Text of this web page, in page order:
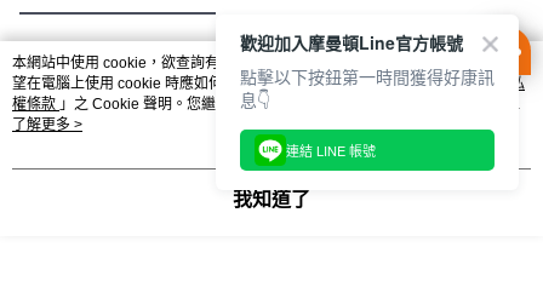
熱門標籤
本網站中使用 cookie，欲查詢有關本網站使用 cookie 方式之詳情，及若您不希
望在電腦上使用 cookie 時應如何變更電腦的 cookie 設定，請參閱本網站「
隱私
權條款 」之 Cookie 聲明。您繼續使用本網站即表示您同意本公司得按本網站使
用條款之 Cookie 聲明使用 cookie。
了解更多 >
我知道了
歡迎加入摩曼頓Line官方帳號
點擊以下按鈕第一時間獲得好康訊
息👇
連結 LINE 帳號